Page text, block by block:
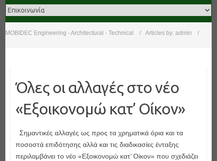
MOBIDEC Engineering - Architectural - Technical Articles by:admin
Όλες οι αλλαγές στο νέο
«Εξοικονομώ κατ’ Οίκον»
Σημαντικές αλλαγές ως προς τα χρηματικά όρια και τα
ποσοστά επιδότησης αλλά και τις διαδικασίες ένταξης
περιλαμβάνει το νέο «Εξοικονομώ κατ’ Οίκον» που σχεδιάζει